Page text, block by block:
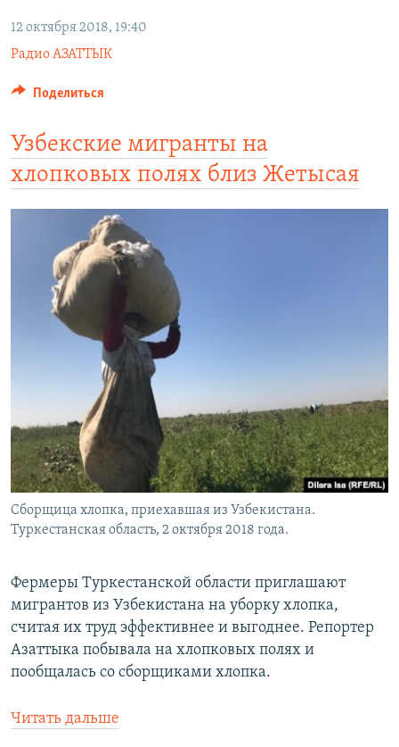
12 октября 2018, 19:40
Радио АЗАТТЫК
Поделиться
Узбекские мигранты на
хлопковых полях близ Жетысая
Сборщица хлопка, приехавшая из Узбекистана.
Туркестанская область, 2 октября 2018 года.
Фермеры Туркестанской области приглашают
мигрантов из Узбекистана на уборку хлопка,
считая их труд эффективнее и выгоднее. Репортер
Азаттыка побывала на хлопковых полях и
пообщалась со сборщиками хлопка.
Читать дальше